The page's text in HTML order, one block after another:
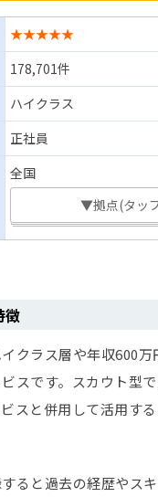
★★★★★
178,701件
ハイクラス
正社員
全国
▼拠点(タッ
徴
クラス層や年収600
スです。スカウト型
スと併用して活用す
ると過去の経歴やス